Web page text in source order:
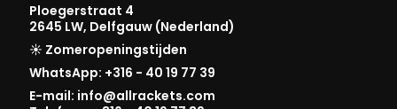
Ploegerstraat 4
2645 LW, Delfgauw (Nederland)
☀️ Zomeropeningstijden
WhatsApp: +316 - 40 19 77 39
E-mail: info@allrackets.com